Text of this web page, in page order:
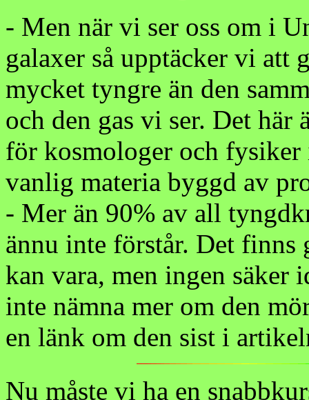
- Men när vi ser oss om i
galaxer så upptäcker vi att
mycket tyngre än den
och den gas vi ser. Det här
för kosmologer och fysiker
vanlig materia byggd av
- Mer än 90% av all
ännu inte förstår. Det finns
kan vara, men ingen säker
inte nämna mer om den
en länk om den sist i
Nu måste vi ha en